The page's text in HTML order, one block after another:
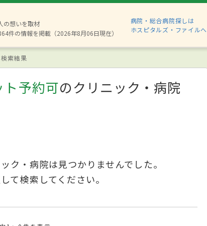
の想いを取材
件の情報を掲載（2026年8月06日現在）
病院・総合病院探しは
ホスピタルズ・ファイルへ
索結果
予約可のクリニック・病院
ク・病院は見つかりませんでした。
て検索してください。